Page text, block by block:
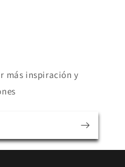
más inspiración y